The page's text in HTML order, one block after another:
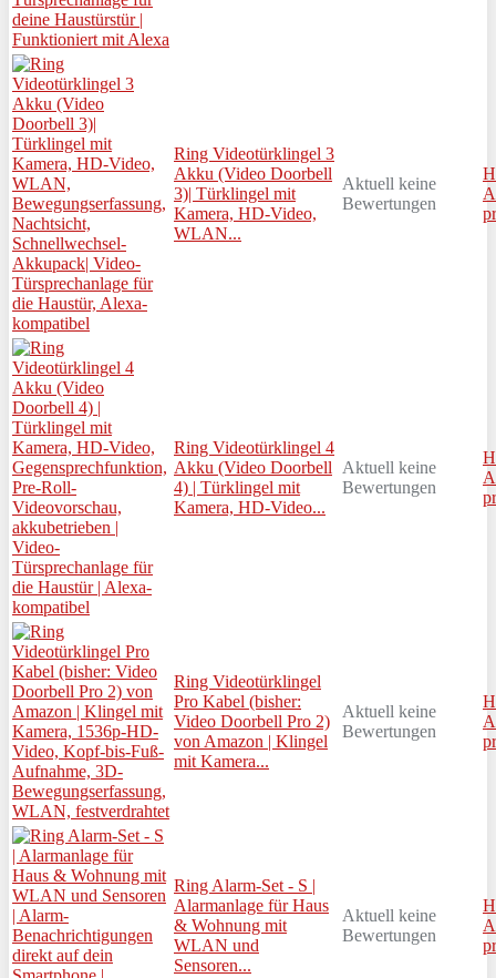
Ring Videotürklingel 3
Akku (Video Doorbell
3)| Türklingel mit
Kamera, HD-Video,
WLAN...
Aktuell keine
Bewertungen
Ring Videotürklingel 4
Akku (Video Doorbell
4) | Türklingel mit
Kamera, HD-Video...
Aktuell keine
Bewertungen
Ring Videotürklingel
Pro Kabel (bisher:
Video Doorbell Pro 2)
von Amazon | Klingel
mit Kamera...
Aktuell keine
Bewertungen
Ring Alarm-Set - S |
Alarmanlage für Haus
& Wohnung mit
WLAN und
Sensoren...
Aktuell keine
Bewertungen